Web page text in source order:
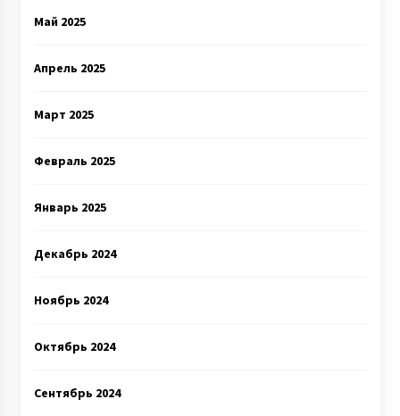
Май 2025
Апрель 2025
Март 2025
Февраль 2025
Январь 2025
Декабрь 2024
Ноябрь 2024
Октябрь 2024
Сентябрь 2024